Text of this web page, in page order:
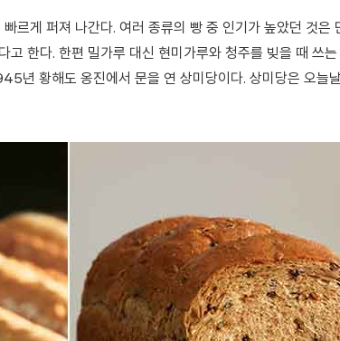
르게 퍼져 나간다. 여러 종류의 빵 중 인기가 높았던 것
한다. 한편 밀가루 대신 현미가루와 청주를 빚을 때 쓰
년 황해도 옹진에서 문을 연 상미당이다. 상미당은 오늘